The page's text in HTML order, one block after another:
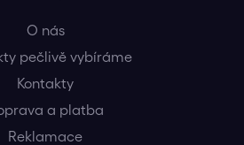
O nás
pečlivě vybíráme
Kontakty
a platba
Reklamace